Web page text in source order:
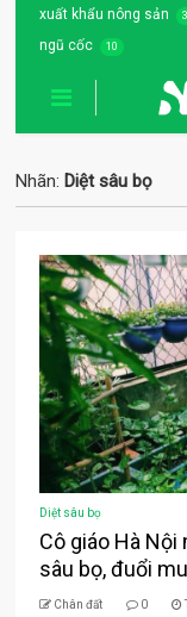
xuất khẩu nông sản
ngũ cốc 10
Nhãn: Diệt sâu bọ
Diệt sâu bọ
Cô giáo Hà
sâu bọ, đuổi
Chân đất 0